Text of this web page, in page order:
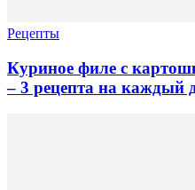
Рецепты
Куриное филе с
– 3 рецепта на каждый